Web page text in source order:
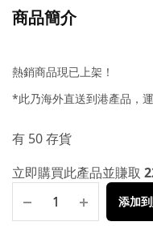
商品簡介
熱銷商品現已上架！
*此乃海外直送到港產品，
有 50 存貨
立即購買此產品並賺取
添加